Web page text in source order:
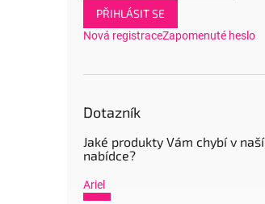
PŘIHLÁSIT SE
Nová registraceZapomenuté heslo
Dotazník
Jaké produkty Vám chybí v naší
nabídce?
Ariel